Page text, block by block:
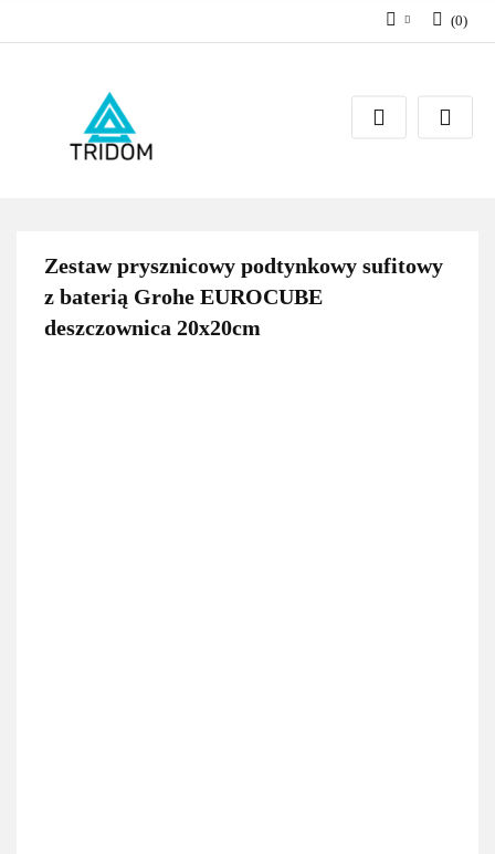
Dodaj zgłoszenie
(0)
Zestaw prysznicowy podtynkowy sufitowy
z baterią Grohe EUROCUBE
deszczownica 20x20cm